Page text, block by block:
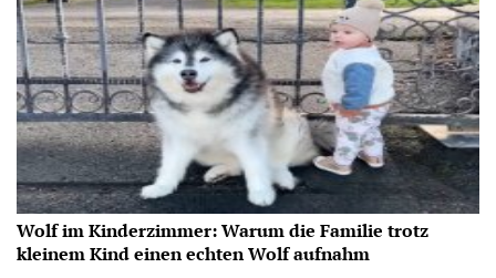
Wolf im Kinderzimmer: Warum die Familie trotz
kleinem Kind einen echten Wolf aufnahm